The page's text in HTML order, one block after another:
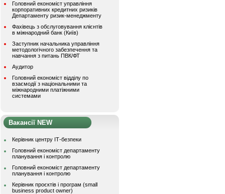
Головний економіст управління
корпоративних кредитних ризиків
Департаменту ризик-менеджменту
Фахівець з обслуговування клієнтів
в міжнародний банк (Київ)
Заступник начальника управління
методологічного забезпечення та
навчання з питань ПВК/ФТ
Аудитор
Головний економіст відділу по
взаємодії з національними та
міжнародними платіжними
системами
Вакансії NEW
Керівник центру ІТ-безпеки
Головний економіст департаменту
планування і контролю
Головний економіст департаменту
планування і контролю
Керівник проєктів і програм (small
business product owner)